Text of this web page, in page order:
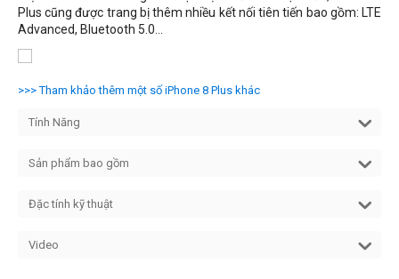
Plus cũng được trang bị thêm nhiều kết nối tiên tiến bao gồm: LTE
Advanced, Bluetooth 5.0...
>>> Tham khảo thêm một số iPhone 8 Plus khác
Tính Năng
Sản phẩm bao gồm
Đặc tính kỹ thuật
Video